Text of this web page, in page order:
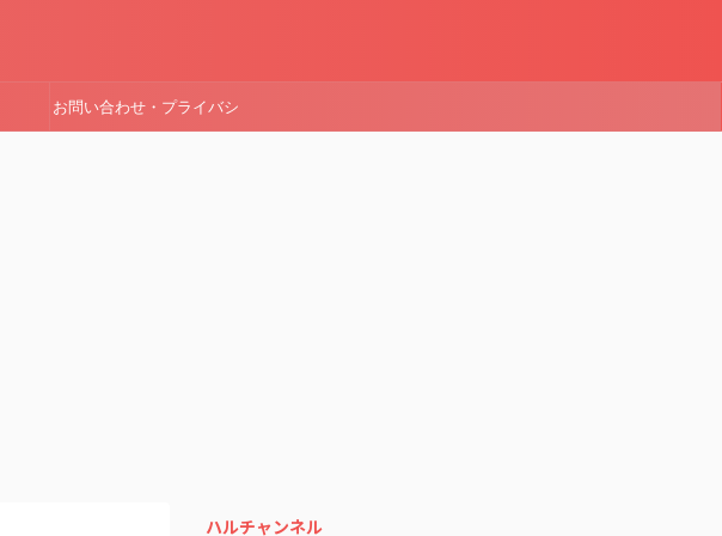
お問い合わせ・プライバシ
ハルチャンネル